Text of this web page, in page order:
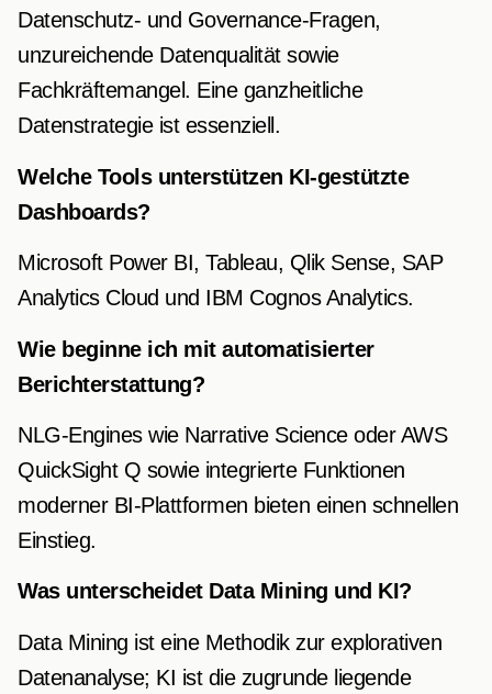
Datenschutz- und Governance-Fragen,
unzureichende Datenqualität sowie
Fachkräftemangel. Eine ganzheitliche
Datenstrategie ist essenziell.
Welche Tools unterstützen KI-gestützte
Dashboards?
Microsoft Power BI, Tableau, Qlik Sense, SAP
Analytics Cloud und IBM Cognos Analytics.
Wie beginne ich mit automatisierter
Berichterstattung?
NLG-Engines wie Narrative Science oder AWS
QuickSight Q sowie integrierte Funktionen
moderner BI-Plattformen bieten einen schnellen
Einstieg.
Was unterscheidet Data Mining und KI?
Data Mining ist eine Methodik zur explorativen
Datenanalyse; KI ist die zugrunde liegende